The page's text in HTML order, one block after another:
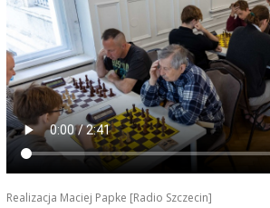
Realizacja Maciej Papke [Radio Szczecin]